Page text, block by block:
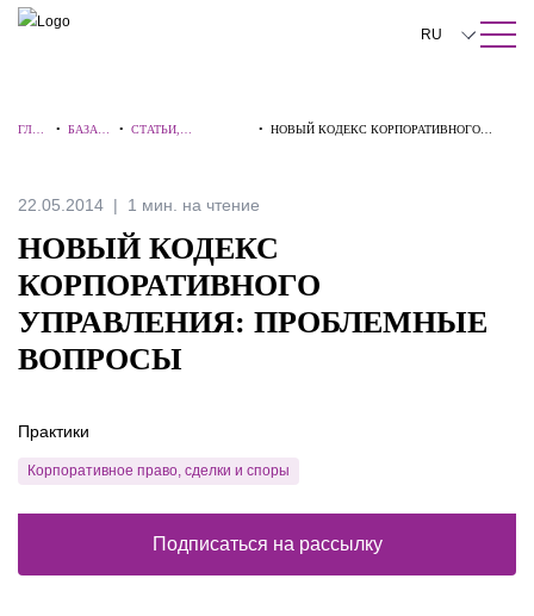
ПОИСК ПО САЙТУ Закрыть
RU
中文
Español
ГЛА
• БАЗА
•СТАТЬИ,
• НОВЫЙ КОДЕКС КОРПОРАТИВНОГО
22.05.2014 1 мин. на чтение
НОВЫЙ КОДЕКС
КОРПОРАТИВНОГО
УПРАВЛЕНИЯ: ПРОБЛЕМНЫЕ
ВОПРОСЫ
Практики
Корпоративное право, сделки и споры
Подписаться на рассылку